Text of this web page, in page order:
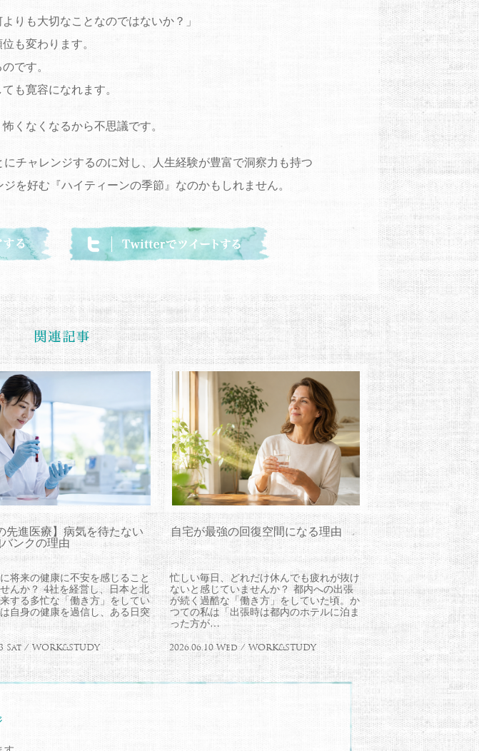
りも大切なことなのではないか？」
も変わります。
です。
も寛容になれます。
くなくなるから不思議です。
チャレンジするのに対し、人生経験が豊富で洞察力も持つ
を好む『ハイティーンの季節』なのかもしれません。
先進医療】病気を待たない
ンクの理由
将来の健康に不安を感じること
んか？ 4社を経営し、日本と北
する多忙な「働き方」をしてい
自身の健康を過信し、ある日突
Sat / WORK&STUDY
自宅が最強の回復空間になる理由
忙しい毎日、どれだけ休んでも疲れが抜け
ないと感じていませんか？ 都内への出張
が続く過酷な「働き方」をしていた頃。か
つての私は「出張時は都内のホテルに泊ま
った方が…
2026.06.10 Wed / WORK&STUDY